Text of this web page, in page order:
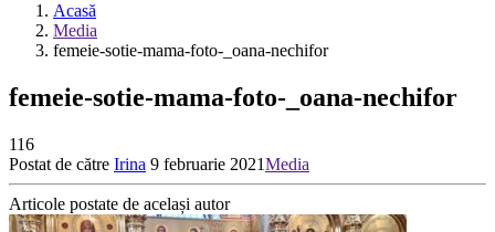
Acasă
Media
femeie-sotie-mama-foto-_oana-nechifor
femeie-sotie-mama-foto-_oana-nechifor
116
Postat de către Irina 9 februarie 2021Media
Articole postate de același autor